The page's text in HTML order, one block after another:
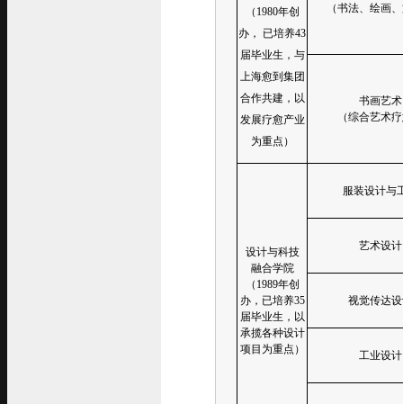
（1980年创
办， 已培养43
届毕业生，与
上海愈到集团
合作共建，以
发展疗愈产业
为重点）
（书法、绘画
书画艺术
（综合艺术
设计与科技
融合学院
（1989年创
办，已培养35
届毕业生，以
承揽各种设计
项目为重点）
服装设计与
艺术设计
视觉传达
工业设计